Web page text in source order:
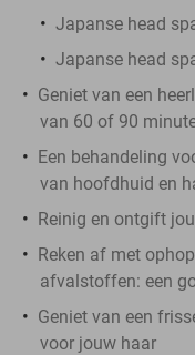
Japanse head
Japanse head
Geniet van een
van 60 of 90
Een behandeling
van hoofdhuid en
Reinig en ontgift
Reken af met
afvalstoffen: een
Geniet van een
voor jouw haar